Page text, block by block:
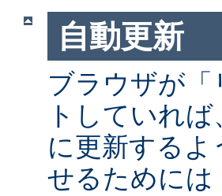
自動更新
ブラウザが
トしていれ
に更新する
せるためには